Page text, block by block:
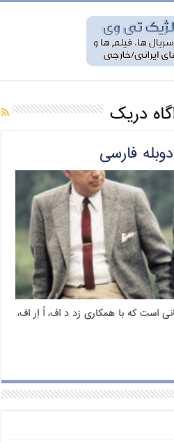
دریک
فارسی
است که با همکاری زد د اف، اُ اِر اف،